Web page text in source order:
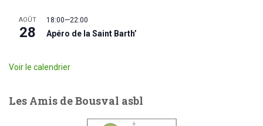
AOÛT
28
18:00—22:00
Apéro de la Saint Barth’
Voir le calendrier
Les Amis de Bousval asbl